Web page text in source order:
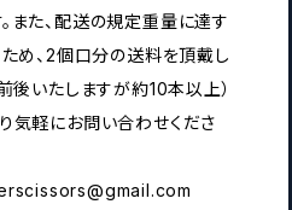
また、配送の規定重量に達す
め、2個口分の送料を頂戴し
後いたしますが約10本以上）
気軽にお問い合わせくださ